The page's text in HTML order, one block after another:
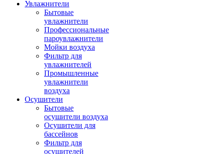
Увлажнители
Бытовые
увлажнители
Профессиональные
пароувлажнители
Мойки воздуха
Фильтр для
увлажнителей
Промышленные
увлажнители
воздуха
Осушители
Бытовые
осушители воздуха
Осушители для
бассейнов
Фильтр для
осушителей